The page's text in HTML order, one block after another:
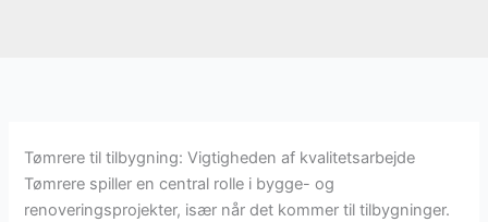
Tømrere til tilbygning: Vigtigheden af kvalitetsarbejde
Tømrere spiller en central rolle i bygge- og
renoveringsprojekter, især når det kommer til tilbygninger.